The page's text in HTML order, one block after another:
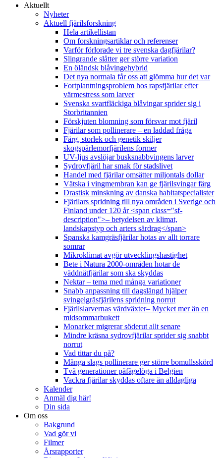
Aktuellt
Nyheter
Aktuell fjärilsforskning
Hela artikellistan
Om forskningsartiklar och referenser
Varför förlorade vi tre svenska dagfjärilar?
Slingrande slåtter ger större variation
En öländsk blåvingehybrid
Det nya normala får oss att glömma hur det var
Fortplantningsproblem hos rapsfjärilar efter
värmestress som larver
Svenska svartfläckiga blåvingar sprider sig i
Storbritannien
Förskjuten blomning som försvar mot fjäril
Fjärilar som pollinerare – en laddad fråga
Färg, storlek och genetik skiljer
skogspärlemorfjärilens former
UV-ljus avslöjar busksnabbvingens larver
Sydrovfjäril har smak för stadslivet
Handel med fjärilar omsätter miljontals dollar
Vätska i vingmembran kan ge fjärilsvingar färg
Drastisk minskning av danska habitatspecialister
Fjärilars spridning till nya områden i Sverige och
Finland under 120 år <span class="sf-
description">– betydelsen av klimat,
landskapstyp och arters särdrag</span>
Spanska kamgräsfjärilar hotas av allt torrare
somrar
Mikroklimat avgör utvecklingshastighet
Bete i Natura 2000-områden hotar de
väddnätfjärilar som ska skyddas
Nektar – tema med många variationer
Snabb anpassning till dagslängd hjälper
svingelgräsfjärilens spridning norrut
Fjärilslarvernas värdväxter– Mycket mer än en
midsommarbukett
Monarker migrerar söderut allt senare
Mindre kräsna sydrovfjärilar sprider sig snabbt
norrut
Vad tittar du på?
Många slags pollinerare ger större bomullsskörd
Två generationer påfågelöga i Belgien
Vackra fjärilar skyddas oftare än alldagliga
Kalender
Anmäl dig här!
Din sida
Om oss
Bakgrund
Vad gör vi
Filmer
Årsrapporter